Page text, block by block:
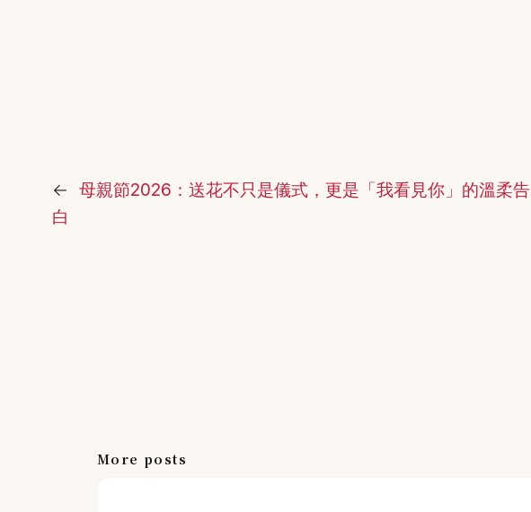
← 母親節2026：送花不只是儀式，更是「我看見你」的溫柔告
白
More posts